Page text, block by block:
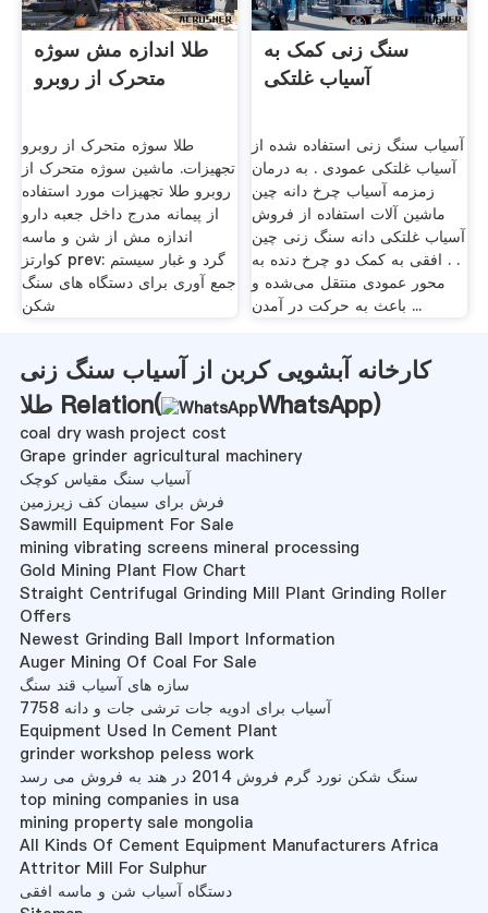
طلا اندازه مش سوژه
متحرک از روبرو
طلا سوژه متحرک از روبرو
تجهیزات. ماشین سوژه متحرک از
روبرو طلا تجهیزات مورد استفاده
از پيمانه مدرج داخل جعبه دارو
اندازه مش از شن و ماسه
کوارتز prev: گرد و غبار سیستم
جمع آوری برای دستگاه های سنگ
شکن
سنگ زنی کمک به
آسیاب غلتکی
آسیاب سنگ زنی استفاده شده از
آسیاب غلتکی عمودی . به درمان
زمزمه آسیاب چرخ دانه چین
ماشین آلات استفاده از فروش
آسیاب غلتکی دانه سنگ زنی چین
. . افقی به کمک دو چرخ دنده به
محور عمودی منتقل می‌شده و
باعث به حرکت در آمدن ...
کارخانه آبشویی کربن از آسیاب سنگ زنی
طلا Relation(
WhatsApp)
coal dry wash project cost
Grape grinder agricultural machinery
آسیاب سنگ مقیاس کوچک
فرش برای سیمان کف زیرزمین
Sawmill Equipment For Sale
mining vibrating screens mineral processing
Gold Mining Plant Flow Chart
Straight Centrifugal Grinding Mill Plant Grinding Roller
Offers
Newest Grinding Ball Import Information
Auger Mining Of Coal For Sale
سازه های آسیاب قند سنگ
آسیاب برای ادویه جات ترشی جات و دانه 7758
Equipment Used In Cement Plant
grinder workshop peless work
سنگ شکن نورد گرم فروش 2014 در هند به فروش می رسد
top mining companies in usa
mining property sale mongolia
All Kinds Of Cement Equipment Manufacturers Africa
Attritor Mill For Sulphur
دستگاه آسیاب شن و ماسه افقی